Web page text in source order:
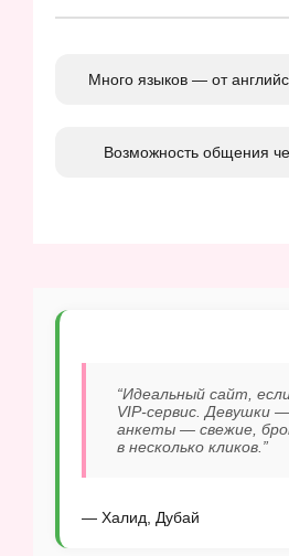
Много языков — от
Возможность общения
“Идеальный сайт,
VIP-сервис. Девушки
анкеты — свежие,
в несколько кликов.”
— Халид, Дубай